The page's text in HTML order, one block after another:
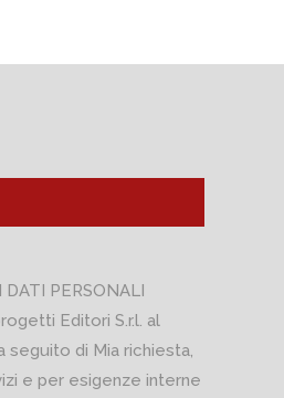
PERSONALI
Editori S.r.l. al
di Mia richiesta,
e per esigenze interne